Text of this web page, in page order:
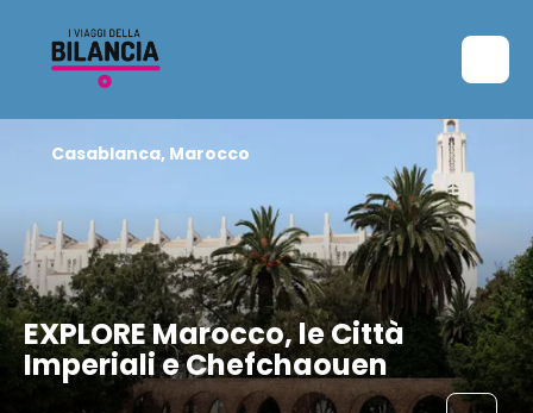
EXPLORE Marocco, le Città
Imperiali e Chefchaouen
Casablanca, Marocco